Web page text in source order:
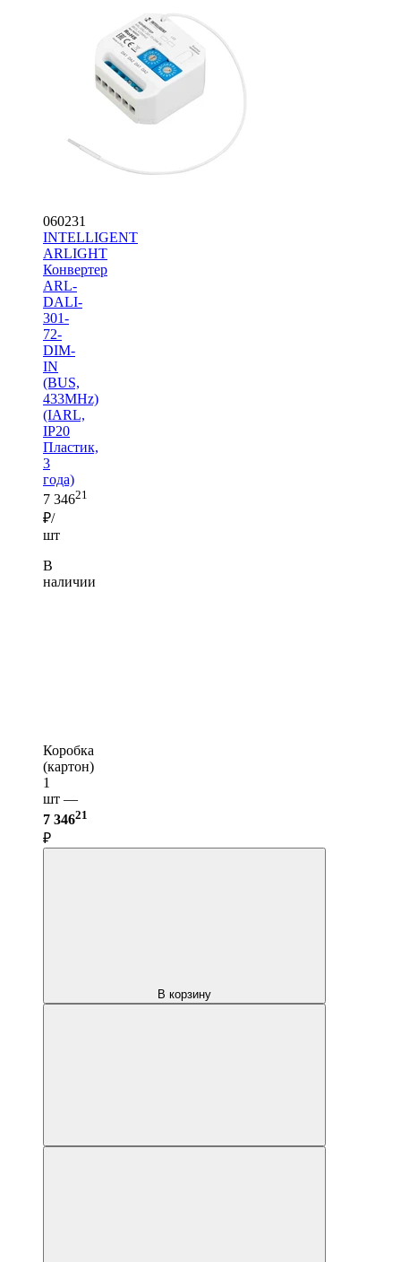
060231
INTELLIGENT
ARLIGHT
Конвертер
ARL-
DALI-
301-
72-
DIM-
IN
(BUS,
433MHz)
(IARL,
IP20
Пластик,
3
года)
7 34621
₽/
шт
В
наличии
Коробка
(картон)
1
шт —
7 34621
₽
В корзину